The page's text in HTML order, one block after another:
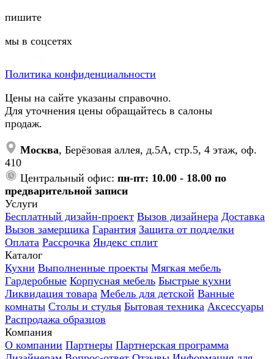
пишите
мы в соцсетях
Политика конфиденциальности
Цены на сайте указаны справочно.
Для уточнения цены обращайтесь в салоны
продаж.
Москва, Берёзовая аллея, д.5А, стр.5, 4 этаж, оф.
410
Центральный офис: пн-пт: 10.00 - 18.00 по
предварительной записи
Услуги
Бесплатный дизайн-проект Вызов дизайнера Доставка
Вызов замерщика Гарантия Защита от подделки
Оплата Рассрочка Яндекс сплит
Каталог
Кухни Выполненные проекты Мягкая мебель
Гардеробные Корпусная мебель Быстрые кухни
Ликвидация товара Мебель для детской Ванные
комнаты Столы и стулья Бытовая техника Аксессуары
Распродажа образцов
Компания
О компании Партнеры Партнерская программа